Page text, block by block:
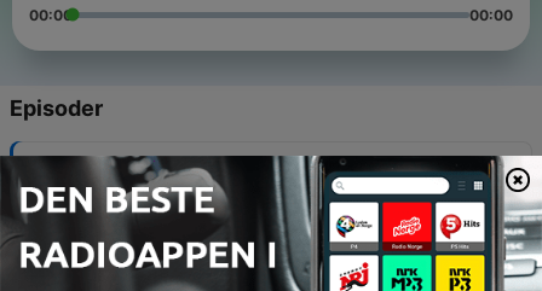
00:00 00:00
Episoder
Kvinnehelse - derfor skal vi snakke om det
27 juni 2026
68 - Det kan bli streik. Hva skjer i så fall da?
25 mai 2026